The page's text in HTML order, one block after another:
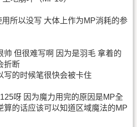
所以没写 大体上作为MP消耗的参
帅 但很难写啊 因为是羽毛 拿着的
折断
写的时候笔很快会被卡住
呀 因为魔力用完的原因是MP全
算的话应该可以知道区域魔法的MP